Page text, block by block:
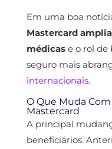
Em uma boa
Mastercard
médicase o rol de
seguro mais
internacionais.
O Que Muda
Mastercard
A principal
beneficiários.